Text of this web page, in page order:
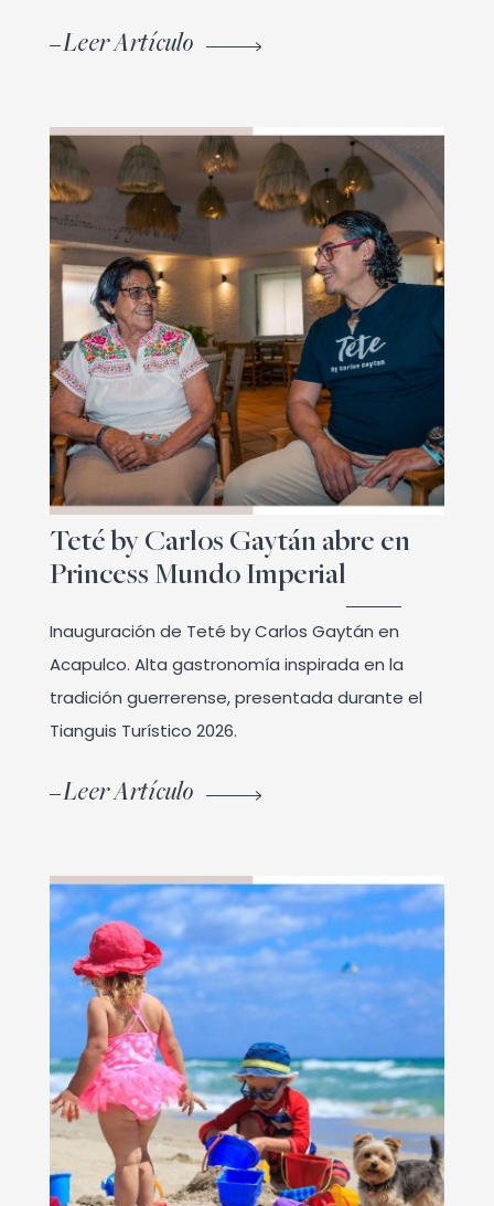
Leer Artículo
Teté by Carlos Gaytán abre en
Princess Mundo Imperial
Inauguración de Teté by Carlos Gaytán en
Acapulco. Alta gastronomía inspirada en la
tradición guerrerense, presentada durante el
Tianguis Turístico 2026.
Leer Artículo